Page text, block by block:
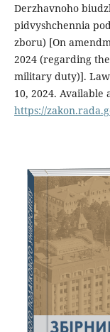
Derzhavnoho
pidvyshchennia
zboru) [On
2024 (regarding
military duty)]. Law
10, 2024. Available
https://